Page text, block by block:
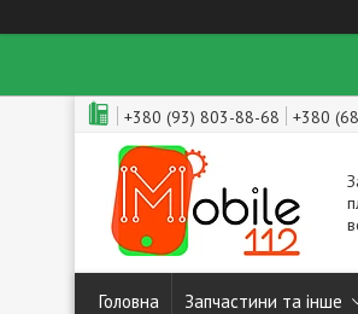
+380 (93) 803-88-68 +380
Головна Запчастини та інше